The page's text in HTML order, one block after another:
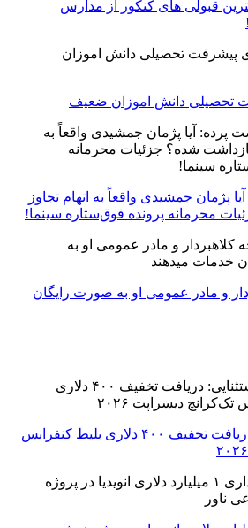
قبولی های کنکور از مدارس
تحصیلی دانش اموزان ضعیف
پژمان جمشیدی واقعاً به اتهام تجاوز
محرمانه پرونده فوق‌ستاره سینما!
و مادر عمومی او به صورت رایگان
فرصت استثنایی: دریافت تخفیف ۴۰۰ دلاری بلیط کنفرانس